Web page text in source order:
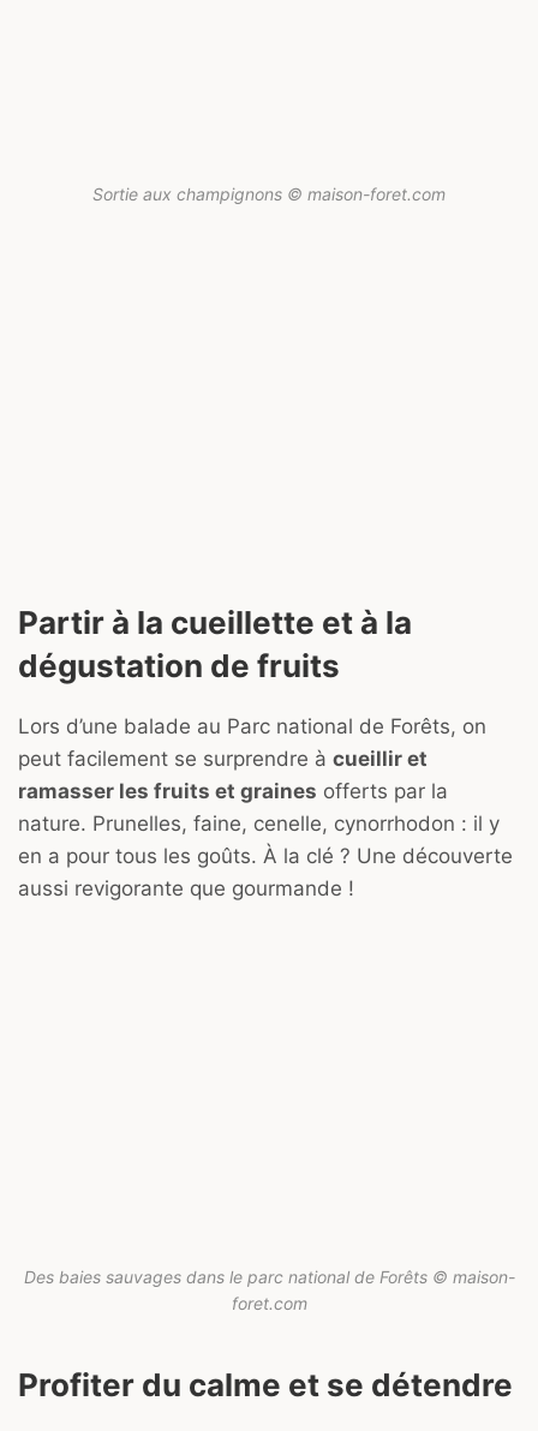
Sortie aux champignons © maison-foret.com
Partir à la cueillette et à la
dégustation de fruits
Lors d’une balade au Parc national de Forêts, on
peut facilement se surprendre à cueillir et
ramasser les fruits et graines offerts par la
nature. Prunelles, faine, cenelle, cynorrhodon : il y
en a pour tous les goûts. À la clé ? Une découverte
aussi revigorante que gourmande !
Des baies sauvages dans le parc national de Forêts © maison-
foret.com
Profiter du calme et se détendre